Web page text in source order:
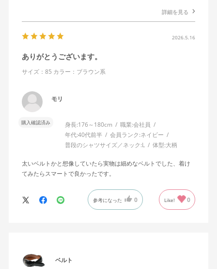
詳細を見る
2026.5.16
ありがとうございます。
サイズ：85 カラー：ブラウン系
モリ
購入確認済み 身長:176～180cm 職業:会社員
年代:40代前半 会員ランク:ネイビー
普段のシャツサイズ／ネック:L 体型:大柄
太いベルトかと想像していたら実物は細めなベルトでした、着け
てみたらスマートで良かったです。
参考になった 0 Like! 0
ベルト